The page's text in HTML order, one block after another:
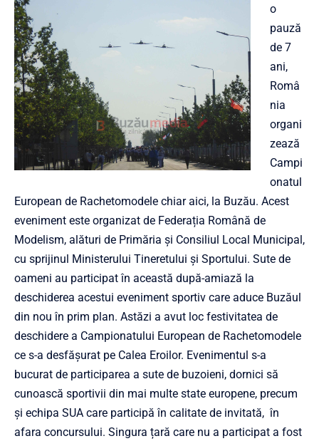
o
pauză
de 7
ani,
Româ
nia
organi
zează
Campi
onatul
European de Rachetomodele chiar aici, la Buzău. Acest
eveniment este organizat de Federația Română de
Modelism, alături de Primăria și Consiliul Local Municipal,
cu sprijinul Ministerului Tineretului și Sportului. Sute de
oameni au participat în această după-amiază la
deschiderea acestui eveniment sportiv care aduce Buzăul
din nou în prim plan. Astăzi a avut loc festivitatea de
deschidere a Campionatului European de Rachetomodele
ce s-a desfășurat pe Calea Eroilor. Evenimentul s-a
bucurat de participarea a sute de buzoieni, dornici să
cunoască sportivii din mai multe state europene, precum
și echipa SUA care participă în calitate de invitată, în
afara concursului. Singura țară care nu a participat a fost